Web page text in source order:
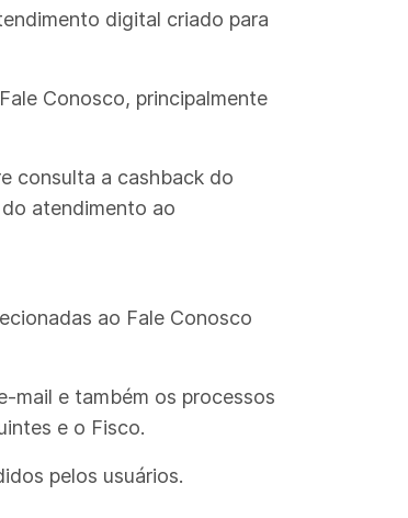
digital criado para
Conosco, principalmente
consulta a cashback do
atendimento ao
ao Fale Conosco
mail e também os processos
e o Fisco.
pelos usuários.